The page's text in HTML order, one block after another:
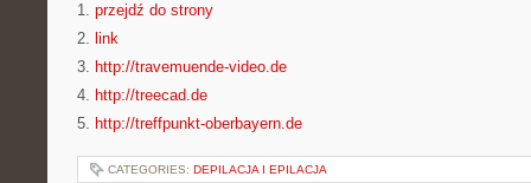
1. przejdź do strony
2. link
3. http://travemuende-video.de
4. http://treecad.de
5. http://treffpunkt-oberbayern.de
CATEGORIES: DEPILACJA I EPILACJA